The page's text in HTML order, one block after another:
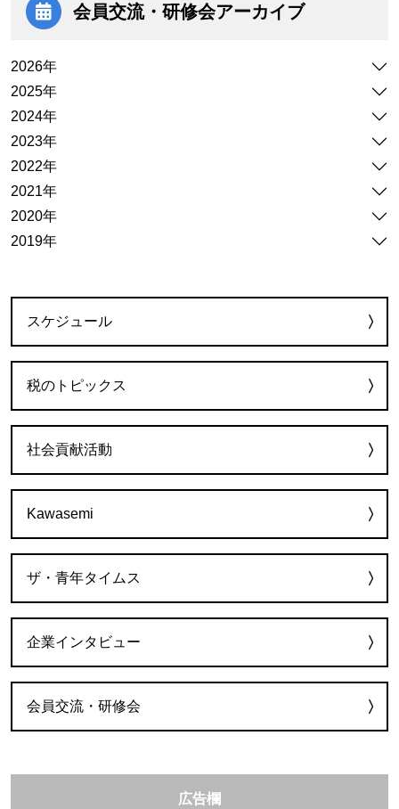
会員交流・研修会アーカイブ
2026年
2025年
2024年
2023年
2022年
2021年
2020年
2019年
スケジュール
税のトピックス
社会貢献活動
Kawasemi
ザ・青年タイムス
企業インタビュー
会員交流・研修会
広告欄